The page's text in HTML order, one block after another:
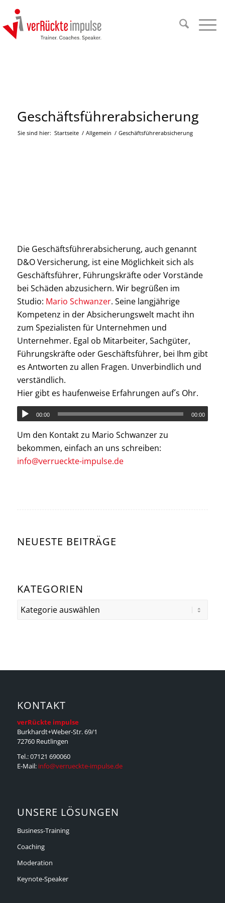
Geschäftsführerabsicherung
Sie sind hier: Startseite / Allgemein / Geschäftsführerabsicherung
Die Geschäftsführerabsicherung, auch genannt
D&O Versicherung, ist eine Möglichkeit sich als
Geschäftsführer, Führungskräfte oder Vorstände
bei Schäden abzusichern. Wir begrüßen im
Studio: Mario Schwanzer. Seine langjährige
Kompetenz in der Absicherungswelt macht ihn
zum Spezialisten für Unternehmen und
Unternehmer. Egal ob Mitarbeiter, Sachgüter,
Führungskräfte oder Geschäftsführer, bei Ihm gibt
es Antworten zu allen Fragen. Unverbindlich und
verständlich.
Hier gibt es haufenweise Erfahrungen auf´s Ohr.
00:00 00:00
Um den Kontakt zu Mario Schwanzer zu
bekommen, einfach an uns schreiben:
info@verrueckte-impulse.de
NEUESTE BEITRÄGE
KATEGORIEN
KONTAKT
verRückte impulse
Burkhardt+Weber-Str. 69/1
72760 Reutlingen
Tel.: 07121 690060
E-Mail: info@verrueckte-impulse.de
UNSERE LÖSUNGEN
Business-Training
Coaching
Moderation
Keynote-Speaker